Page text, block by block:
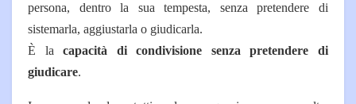
persona, dentro la sua tempesta, senza pretendere di
sistemarla, aggiustarla o giudicarla.
È lacapacità di condivisione senza pretendere di
giudicare.